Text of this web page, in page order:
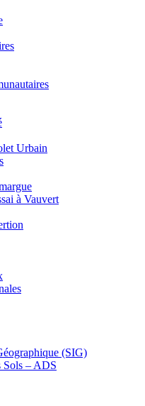
Urbain
à Vauvert
(SIG)
Sols – ADS